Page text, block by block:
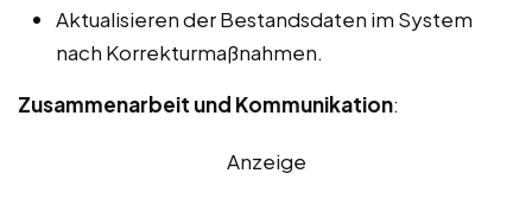
Aktualisieren der Bestandsdaten im System
nach Korrekturmaßnahmen.
Zusammenarbeit und Kommunikation:
Anzeige